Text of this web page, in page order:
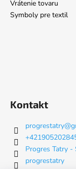
Vrátenie tovaru
Symboly pre textil
Kontakt
progrestatry@
Progres Tatry -
progrestatry